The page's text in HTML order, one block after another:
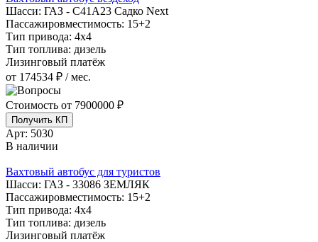
Шасси: ГАЗ - С41А23 Садко Next
Пассажировместимость: 15+2
Тип привода: 4х4
Тип топлива: дизель
Лизинговый платёж
от 174534 ₽ / мес.
Стоимость от 7900000 ₽
Получить КП
Арт: 5030
В наличии
Вахтовый автобус для туристов
Шасси: ГАЗ - 33086 ЗЕМЛЯК
Пассажировместимость: 15+2
Тип привода: 4х4
Тип топлива: дизель
Лизинговый платёж